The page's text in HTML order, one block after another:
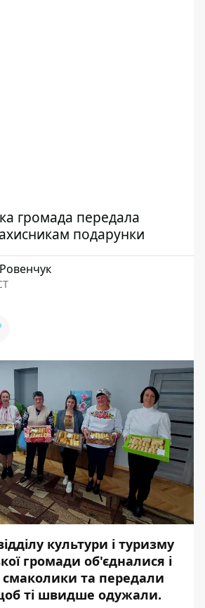
громада передала
подарунки
Ровенчук
культури і туризму
громади об'єдналися і
та передали
ті швидше одужали.